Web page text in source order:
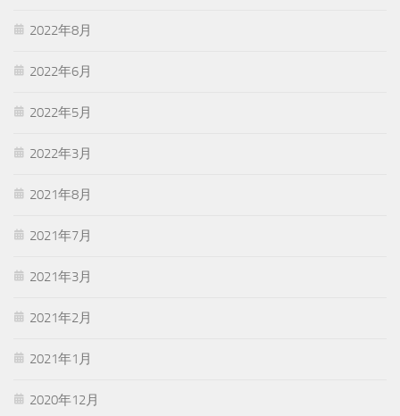
2022年8月
2022年6月
2022年5月
2022年3月
2021年8月
2021年7月
2021年3月
2021年2月
2021年1月
2020年12月